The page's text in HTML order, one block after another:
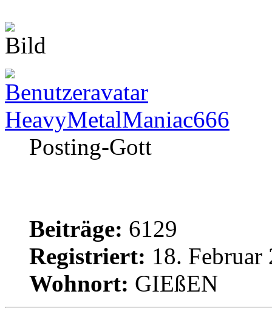
HeavyMetalManiac666
Posting-Gott
Beiträge: 6129
Registriert: 18. Februar
Wohnort: GIEßEN